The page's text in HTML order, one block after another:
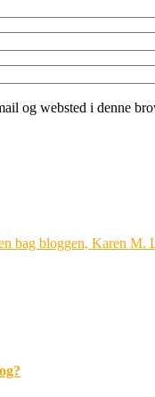
og websted i denne
bag bloggen, Karen M.